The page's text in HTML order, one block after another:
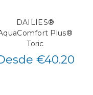
DAILIES®
Plus®
Toric
€40.20